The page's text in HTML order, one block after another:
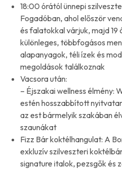
18:00 órától ünnepi
Fogadóban, ahol először
és falatokkal várjuk, majd 19
különleges, többfogásos
alapanyagok, téli ízek és
megoldások találkoznak
Vacsora után:
– Éjszakai wellness élmény:
estén hosszabbított
az est bármelyik szakában
szaunákat
Fizz Bár koktélhangulat: A
exkluzív szilveszteri
signature italok, pezsgők és